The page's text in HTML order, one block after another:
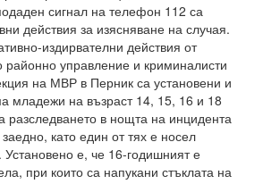
сигнал на телефон 112 са
действия за изясняване на случая.
издирвателни действия от
районно управление и криминалисти
на МВР в Перник са установени и
младежи на възраст 14, 15, 16 и 18
разследването в нощта на инцидента
като един от тях е носел
Установено е, че 16-годишният е
при които са напукани стъклата на